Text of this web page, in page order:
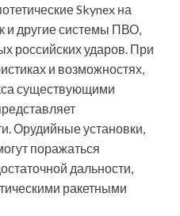
Skynex на
и другие системы ПВО,
российских ударов. При
и возможностях,
существующими
Орудийные установки,
поражаться
дальности,
ракетными